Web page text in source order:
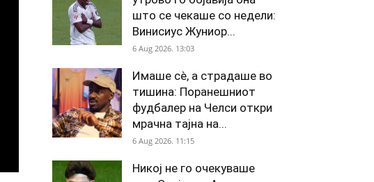
што се чекаше со недели:
Винисиус Жуниор...
6 Aug 2026. 13:03
Имаше сè, а страдаше во
тишина: Поранешниот
фудбалер на Челси откри
мрачна тајна на...
6 Aug 2026. 11:15
Никој не го очекуваше